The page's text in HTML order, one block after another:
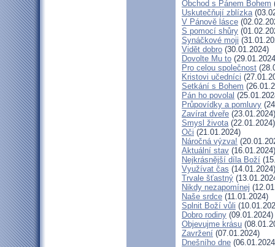
Obchod s Pánem Bohem
Uskutečňují zblízka
V Pánově lásce
S pomocí shůry
Synáčkové moji
Vidět dobro (30.01.2024)
Dovolte Mu to
Pro celou společnost
Kristovi učedníci
Setkání s Bohem
Pán ho povolal
Průpovídky a pomluvy
Zavírat dveře (23.01.2024)
Smysl života(22.01.2024)
Oči (21.01.2024)
Náročná výzva!
Aktuální stav (16.01.2024)
Nejkrásnější díla Boží
Využívat čas (14.01.2024)
Trvale šťastný
Nikdy nezapomínej
Naše srdce (11.01.2024)
Splnit Boží vůli
Dobro rodiny (09.01.2024)
Objevujme krásu
Zavržení (07.01.2024)
Dnešního dne